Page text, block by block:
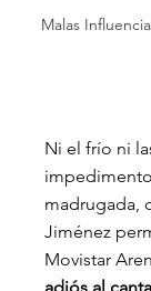
Malas
Ni el frío ni
madrugada,
Jiménez
Movistar
adiós al